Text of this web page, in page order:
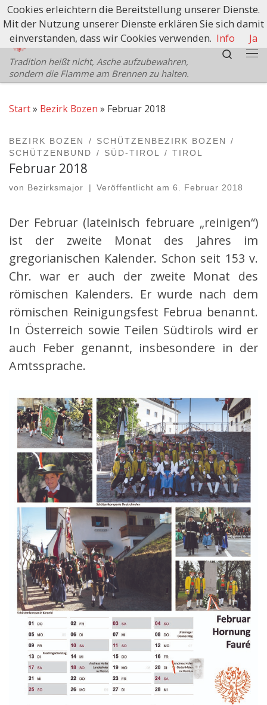
Zum Inhalt springen
Schützenbezirk Bozen
Tradition heißt nicht, Asche aufzubewahren,
sondern die Flamme am Brennen zu halten.
Search
Start» Bezirk Bozen » Februar 2018
BEZIRK BOZEN
SCHÜTZENBEZIRK BOZEN
SCHÜTZENBUND
SÜD-TIROL TIROL
Februar 2018
von Bezirksmajor Veröffentlicht am6. Februar 2018
Der Februar (lateinisch februare „reinigen“)
ist der zweite Monat des Jahres im
gregorianischen Kalender. Schon seit 153 v.
Chr. war er auch der zweite Monat des
römischen Kalenders. Er wurde nach dem
römischen Reinigungsfest Februa benannt.
In Österreich sowie Teilen Südtirols wird er
auch Feber genannt, insbesondere in der
Amtssprache.
Cookies erleichtern die Bereitstellung unserer Dienste.
Mit der Nutzung unserer Dienste erklären Sie sich damit
einverstanden, dass wir Cookies verwenden. Info Ja